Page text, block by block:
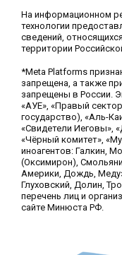
На информационном
технологии
сведений,
территории
*Meta Platforms
запрещена, а также
запрещены в России.
«АУЕ», «Правый
государство), «Аль-
«Свидетели Иеговы»,
«Чёрный комитет»,
иноагентов: Галкин,
(Оксимирон),
Америки, Дождь,
Глуховский, Долин,
перечень лиц и
сайте Минюста РФ.